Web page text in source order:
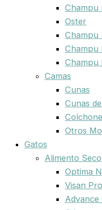
Champu
Oster
Champu
Champu
Champu
Camas
Cunas
Cunas
Otros
Gatos
Alimento Seco
Optima
Visan
Advance